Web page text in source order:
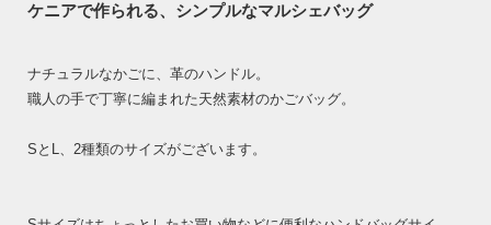
ケニアで作られる、シンプルなマルシェバッグ
ナチュラルなかごに、革のハンドル。
職人の手で丁寧に編まれた天然素材のかごバッグ。
SとL、2種類のサイズがございます。